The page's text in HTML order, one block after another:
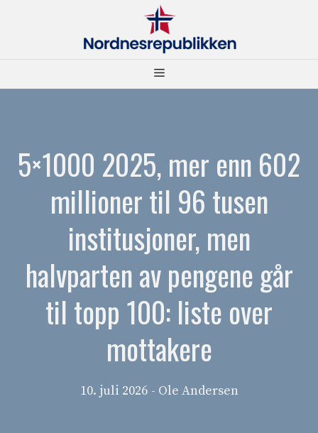
Meny
5×1000 2025, mer enn 602
millioner til 96 tusen
institusjoner, men
halvparten av pengene går
til topp 100: liste over
mottakere
10. juli 2026 - Ole Andersen